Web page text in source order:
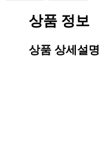
상품 정보
상품 상세설명